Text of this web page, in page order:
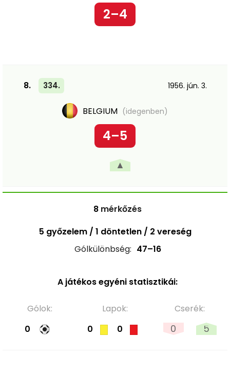
2–4
8. 334. 1956. jún. 3.
BELGIUM (idegenben)
4–5
▲
8 mérkőzés
5 győzelem / 1 döntetlen / 2 vereség
Gólkülönbség: 47–16
A játékos egyéni statisztikái:
Gólok:
0
Lapok:
0
0
Cserék:
0 5